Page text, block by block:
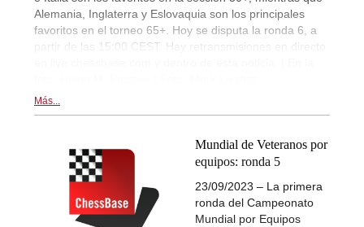
Alemania, Inglaterra y Eslovaquia son los principales
favoritos en el torneo 65+. Hoy se disputa la ronda 6, a
partir de las 15:00 CEST. Hay retransmisiones en directo
Más...
Mundial de Veteranos por
equipos: ronda 5
23/09/2023 – La primera
ronda del Campeonato
Mundial por Equipos